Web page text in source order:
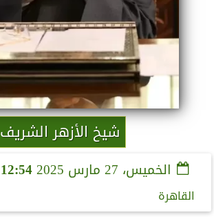
شيخ الأزهر الشريف
الخميس، 27 مارس 2025 12:54 صـ
القاهرة